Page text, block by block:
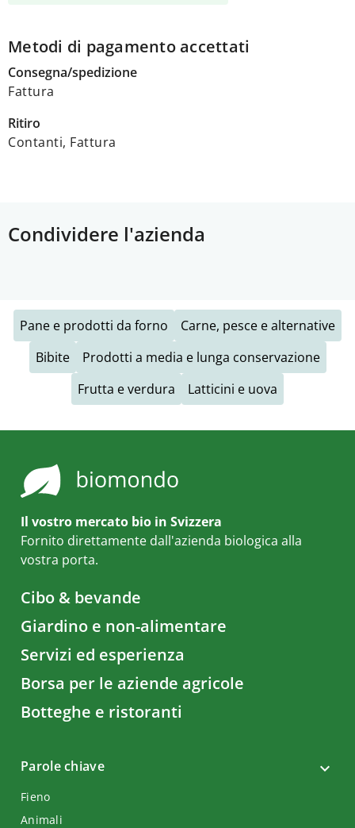
Metodi di pagamento accettati
Consegna/spedizione
Fattura
Ritiro
Contanti, Fattura
Condividere l'azienda
Pane e prodotti da forno
Carne, pesce e alternative
Bibite
Prodotti a media e lunga conservazione
Frutta e verdura
Latticini e uova
Il vostro mercato bio in Svizzera
Fornito direttamente dall'azienda biologica alla
vostra porta.
Cibo & bevande
Giardino e non-alimentare
Servizi ed esperienza
Borsa per le aziende agricole
Botteghe e ristoranti
Parole chiave
Fieno
Animali